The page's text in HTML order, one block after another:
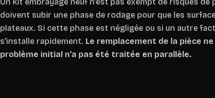
doivent subir une phase de rodage pour que les
plateaux. Si cette phase est négligée ou si un autre
s’installe rapidement. Le remplacement de la pièce
problème initial n’a pas été traitée en parallèle.